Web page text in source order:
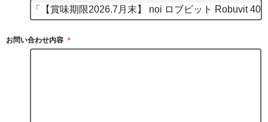
お問い合わせ内容 ＊